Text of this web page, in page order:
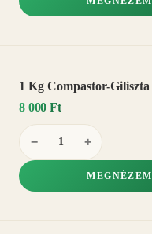
1 Kg Compastor-Giliszta
8 000 Ft
− +
MEGNÉZEM